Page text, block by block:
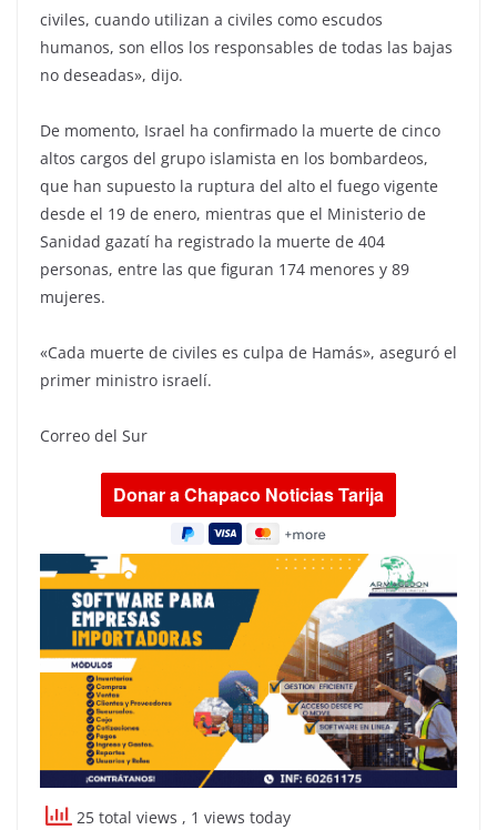
civiles, cuando utilizan a civiles como escudos
humanos, son ellos los responsables de todas las bajas
no deseadas», dijo.
De momento, Israel ha confirmado la muerte de cinco
altos cargos del grupo islamista en los bombardeos,
que han supuesto la ruptura del alto el fuego vigente
desde el 19 de enero, mientras que el Ministerio de
Sanidad gazatí ha registrado la muerte de 404
personas, entre las que figuran 174 menores y 89
mujeres.
«Cada muerte de civiles es culpa de Hamás», aseguró el
primer ministro israelí.
Correo del Sur
25 total views , 1 views today